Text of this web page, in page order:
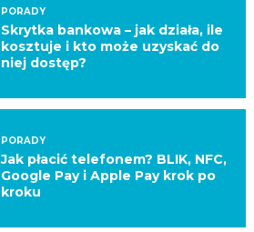
PORADY
Skrytka bankowa – jak działa, ile
kosztuje i kto może uzyskać do
niej dostęp?
PORADY
Jak płacić telefonem? BLIK, NFC,
Google Pay i Apple Pay krok po
kroku